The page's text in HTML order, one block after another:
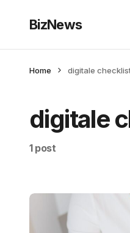
BizNews
Home digitale
digitale
1 post